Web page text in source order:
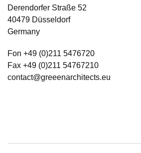
Derendorfer Straße 52
40479 Düsseldorf
Germany
Fon +49 (0)211 5476720
Fax +49 (0)211 54767210
contact@greeenarchitects.eu